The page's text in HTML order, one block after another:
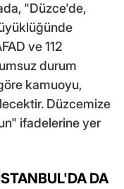
"Düzce'de,
ve 112
durum
kamuoyu,
Düzcemize
ifadelerine yer
DA